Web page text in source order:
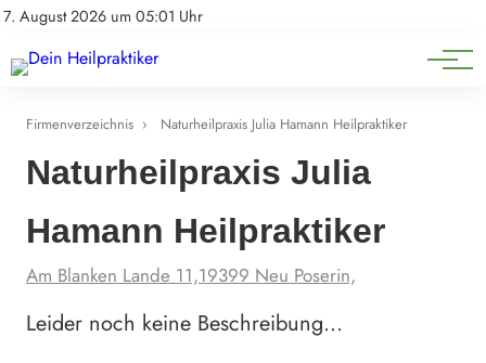
7. August 2026 um 05:01 Uhr
Impressum
Natürliche Medizin
Heilpflanzen & Kräuterkunde
Firmenverzeichnis › Naturheilpraxis Julia Hamann Heilpraktiker
Naturheilpraxis Julia
Hamann Heilpraktiker
Am Blanken Lande 11,19399 Neu Poserin,
Leider noch keine Beschreibung…